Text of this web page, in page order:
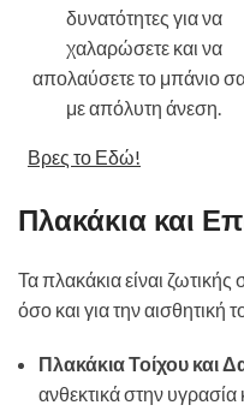
δυνατότητες για να
χαλαρώσετε και να
απολαύσετε το μπάνιο
με απόλυτη άνεση.
Βρες το Εδώ!
Πλακάκια και
Τα πλακάκια είναι
όσο και για την αισθητική
Πλακάκια Τοίχου και
ανθεκτικά στην